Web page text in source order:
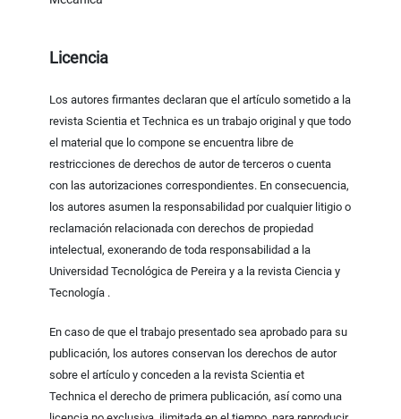
Licencia
Los autores firmantes declaran que el artículo sometido a la
revista Scientia et Technica es un trabajo original y que todo
el material que lo compone se encuentra libre de
restricciones de derechos de autor de terceros o cuenta
con las autorizaciones correspondientes. En consecuencia,
los autores asumen la responsabilidad por cualquier litigio o
reclamación relacionada con derechos de propiedad
intelectual, exonerando de toda responsabilidad a la
Universidad Tecnológica de Pereira y a la revista Ciencia y
Tecnología .
En caso de que el trabajo presentado sea aprobado para su
publicación, los autores conservan los derechos de autor
sobre el artículo y conceden a la revista Scientia et
Technica el derecho de primera publicación, así como una